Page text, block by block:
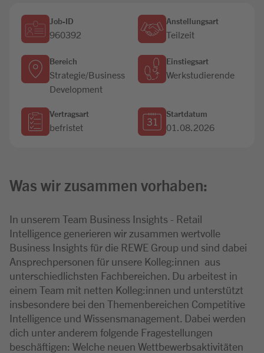
Job-ID
960392
Anstellungsart
Teilzeit
Bereich
Strategie/Business
Development
Einstiegsart
Werkstudierende
Vertragsart
befristet
Startdatum
01.08.2026
Was wir zusammen vorhaben:
In unserem Team Business Insights - Retail
Intelligence generieren wir zusammen wertvolle
Business Insights für die REWE Group und sind dabei
Ansprechpersonen für unsere Kolleg:innen aus
unterschiedlichsten Fachbereichen. Du arbeitest in
einem Team mit netten Kolleg:innen und unterstützt
insbesondere bei den Themenbereichen Competitive
Intelligence und Wissensmanagement. Dabei werden
dich unter anderem folgende Fragestellungen
beschäftigen: Welche neuen Wettbewerbsaktivitäten